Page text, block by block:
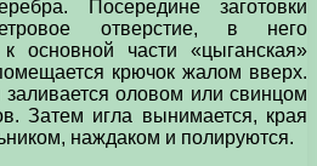
Посередине заготовки
отверстие, в него
к основной части «цыганская»
крючок жалом вверх.
оловом или свинцом
Затем игла вынимается, края
наждаком и полируются.